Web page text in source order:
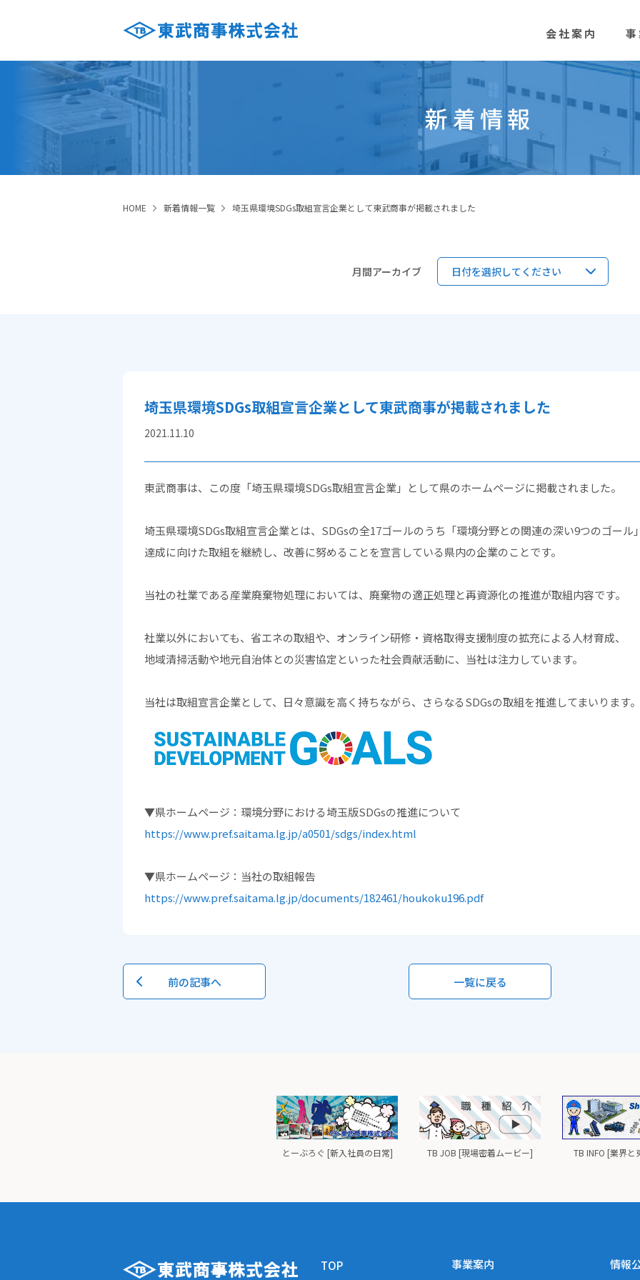
会社案内
新着情報
HOME 新着情報一覧 埼玉県環境SDGs取組宣言企業として東武商事が掲載されました
月間アーカイブ
埼玉県環境SDGs取組宣言企業として東武商事が掲載されました
2021.11.10
東武商事は、この度「埼玉県環境SDGs取組宣言企業」として県のホームページに掲載されました。
埼玉県環境SDGs取組宣言企業とは、SDGsの全17ゴールのうち「環境分野との関連の深い9つのゴール
達成に向けた取組を継続し、改善に努めることを宣言している県内の企業のことです。
当社の社業である産業廃棄物処理においては、廃棄物の適正処理と再資源化の推進が取組内容です。
社業以外においても、省エネの取組や、オンライン研修・資格取得支援制度の拡充による人材育成、
地域清掃活動や地元自治体との災害協定といった社会貢献活動に、当社は注力しています。
当社は取組宣言企業として、日々意識を高く持ちながら、さらなるSDGsの取組を推進してまいります。
▼県ホームページ：環境分野における埼玉版SDGsの推進について
https://www.pref.saitama.lg.jp/a0501/sdgs/index.html
▼県ホームページ：当社の取組報告
https://www.pref.saitama.lg.jp/documents/182461/houkoku196.pdf
前の記事へ 一覧に戻る
とーぶろぐ [新入社員の日常] TB JOB [現場密着ムービー] TB INFO [業界と
TOP 事業案内 情報